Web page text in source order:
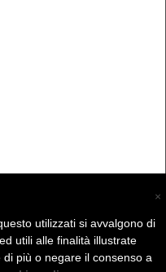
-
×
utilizzati si avvalgono di
utili alle finalità illustrate
più o negare il consenso a